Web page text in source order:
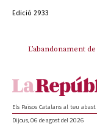
Edició 2933
L’abandonament
Els Països Catalans al teu abast
Dijous, 06 de agost del 2026